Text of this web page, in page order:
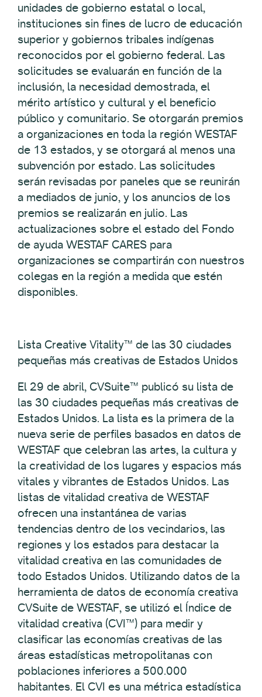
unidades de gobierno estatal o local,
instituciones sin fines de lucro de educación
superior y gobiernos tribales indígenas
reconocidos por el gobierno federal. Las
solicitudes se evaluarán en función de la
inclusión, la necesidad demostrada, el
mérito artístico y cultural y el beneficio
público y comunitario. Se otorgarán premios
a organizaciones en toda la región WESTAF
de 13 estados, y se otorgará al menos una
subvención por estado. Las solicitudes
serán revisadas por paneles que se reunirán
a mediados de junio, y los anuncios de los
premios se realizarán en julio. Las
actualizaciones sobre el estado del Fondo
de ayuda WESTAF CARES para
organizaciones se compartirán con nuestros
colegas en la región a medida que estén
disponibles.
Lista Creative Vitality™ de las 30 ciudades
pequeñas más creativas de Estados Unidos
El 29 de abril, CVSuite™ publicó su lista de
las 30 ciudades pequeñas más creativas de
Estados Unidos. La lista es la primera de la
nueva serie de perfiles basados en datos de
WESTAF que celebran las artes, la cultura y
la creatividad de los lugares y espacios más
vitales y vibrantes de Estados Unidos. Las
listas de vitalidad creativa de WESTAF
ofrecen una instantánea de varias
tendencias dentro de los vecindarios, las
regiones y los estados para destacar la
vitalidad creativa en las comunidades de
todo Estados Unidos. Utilizando datos de la
herramienta de datos de economía creativa
CVSuite de WESTAF, se utilizó el Índice de
vitalidad creativa (CVI™) para medir y
clasificar las economías creativas de las
áreas estadísticas metropolitanas con
poblaciones inferiores a 500.000
habitantes. El CVI es una métrica estadística